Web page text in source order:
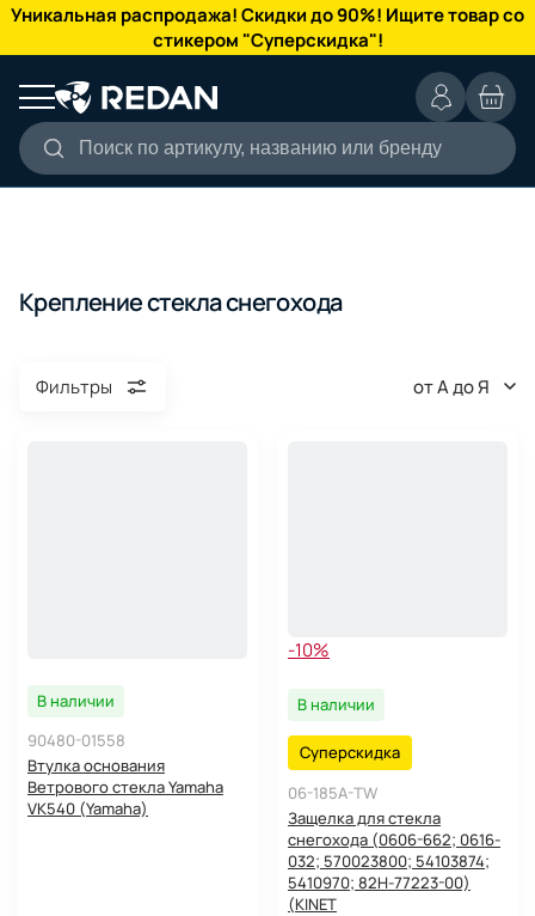
Уникальная распродажа! Скидки до 90%! Ищите товар со
стикером "Суперскидка"!
Поиск по артикулу, названию или бренду
КАТАЛОГ
Крепление стекла снегохода
Фильтры от А до Я
В наличии
90480-01558
Втулка основания
Ветрового стекла Yamaha
VK540 (Yamaha)
-10%
В наличии
Суперскидка
06-185A-TW
Защелка для стекла
снегохода (0606-662; 0616-
032; 570023800; 54103874;
5410970; 82H-77223-00)
(KINET